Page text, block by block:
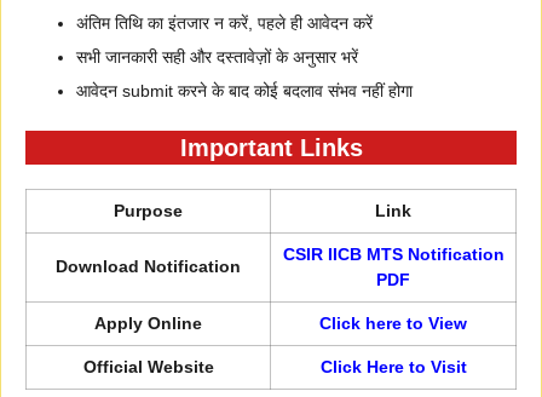
अंतिम तिथि का इंतजार न करें, पहले ही आवेदन करें
सभी जानकारी सही और दस्तावेज़ों के अनुसार भरें
आवेदन submit करने के बाद कोई बदलाव संभव नहीं होगा
Important Links
Purpose Link
Download Notification
CSIR IICB MTS Notification
PDF
Apply Online Click here to View
Official Website Click Here to Visit